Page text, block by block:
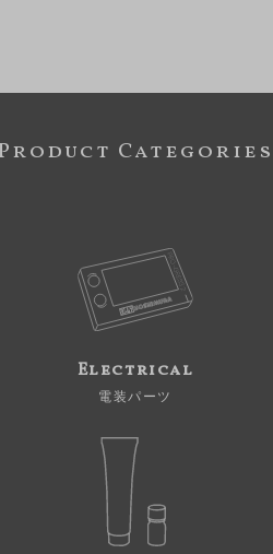
Categories
Electrical
電装パーツ